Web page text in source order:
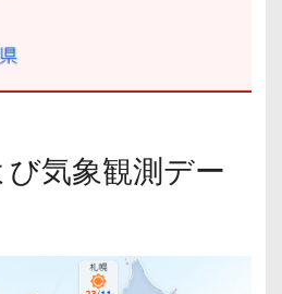
気象観測デー